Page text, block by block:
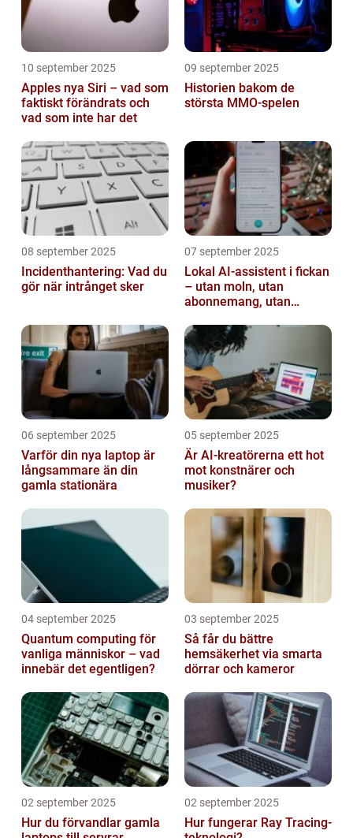
10 september 2025
Apples nya Siri – vad som
faktiskt förändrats och
vad som inte har det
09 september 2025
Historien bakom de
största MMO-spelen
08 september 2025
Incidenthantering: Vad du
gör när intrånget sker
07 september 2025
Lokal AI-assistent i fickan
– utan moln, utan
abonnemang, utan
06 september 2025
Varför din nya laptop är
långsammare än din
gamla stationära
05 september 2025
Är AI-kreatörerna ett hot
mot konstnärer och
musiker?
04 september 2025
Quantum computing för
vanliga människor – vad
innebär det egentligen?
03 september 2025
Så får du bättre
hemsäkerhet via smarta
dörrar och kameror
02 september 2025
Hur du förvandlar gamla
02 september 2025
Hur fungerar Ray Tracing-